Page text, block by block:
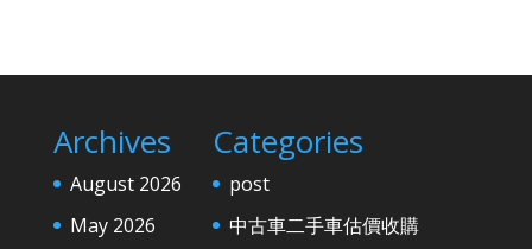
Archives
August 2026
May 2026
Categories
post
中古車二手車估價收購